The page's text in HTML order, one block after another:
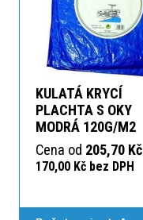
KULATÁ KRYCÍ
PLACHTA S OKY
MODRÁ 120G/M2
Cena od 205,70 Kč
170,00 Kč bez DPH